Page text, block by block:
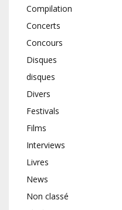
Compilation
Concerts
Concours
Disques
disques
Divers
Festivals
Films
Interviews
Livres
News
Non classé